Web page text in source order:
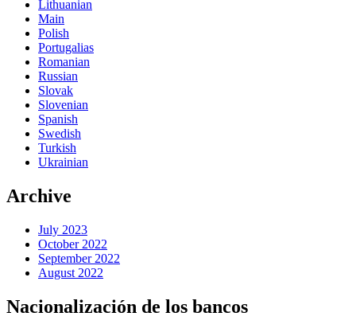
Lithuanian
Main
Polish
Portugalias
Romanian
Russian
Slovak
Slovenian
Spanish
Swedish
Turkish
Ukrainian
Archive
July 2023
October 2022
September 2022
August 2022
Nacionalización de los bancos